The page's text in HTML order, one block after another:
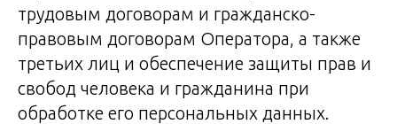
трудовым договорам и гражданско-
правовым договорам Оператора, а также
третьих лиц и обеспечение защиты прав и
свобод человека и гражданина при
обработке его персональных данных.